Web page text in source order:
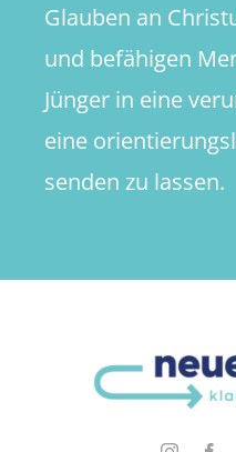
Glauben an
und befähigen
Jünger in eine
eine
senden zu lassen.